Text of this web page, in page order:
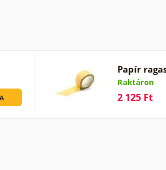
Papír
Raktáron
2 125 Ft